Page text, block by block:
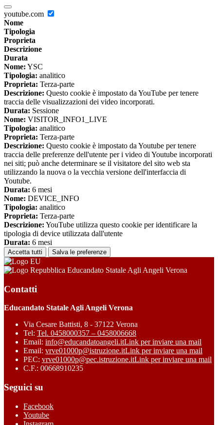
youtube.com
Nome
Tipologia
Proprieta
Descrizione
Durata
Nome: YSC
Tipologia: analitico
Proprieta: Terza-parte
Descrizione: Questo cookie è impostato da YouTube per tenere
traccia delle visualizzazioni dei video incorporati.
Durata: Sessione
Nome: VISITOR_INFO1_LIVE
Tipologia: analitico
Proprieta: Terza-parte
Descrizione: Questo cookie è impostato da Youtube per tenere
traccia delle preferenze dell'utente per i video di Youtube incorporati
nei siti; può anche determinare se il visitatore del sito web sta
utilizzando la nuova o la vecchia versione dell'interfaccia di
Youtube.
Durata: 6 mesi
Nome: DEVICE_INFO
Tipologia: analitico
Proprieta: Terza-parte
Descrizione: YouTube utilizza questo cookie per identificare la
tipologia di device utilizzata dall'utente
Durata: 6 mesi
Accetta tutti Salva le preferenze
Educandato Statale Agli Angeli Verona
Contatti
Educandato Statale Agli Angeli Verona
Via Cesare Battisti, 8 - 37122 Verona
Tel: Tel. 0458000357 – 0458006668
Email: info@educandatoangeli.itLink per inviare una mail
Email: vrve01000p@istruzione.itLink per inviare una mail
PEC: vrve01000p@pec.istruzione.itLink per inviare una mail
C.F.: 00668910235
Seguici su
Facebook
Youtube